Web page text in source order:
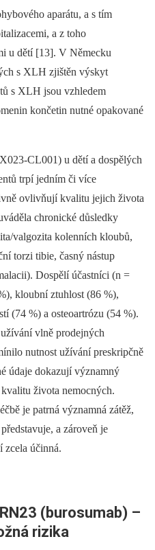
aparátu, a s tím
a z toho
u dětí [13]. V Německu
s XLH zjištěn výskyt
s XLH jsou vzhledem
končetin nutné opakované
CL001) u dětí a dospělých
trpí jedním či více
ovlivňují kvalitu jejich života
chronické důsledky
valgozita kolenních kloubů,
torzi tibie, časný nástup
Dospělí účastníci (n =
kloubní ztuhlost (86 %),
(74 %) a osteoartrózu (54 %).
vlně prodejných
nutnost užívání preskripčně
údaje dokazují významný
života nemocných.
je patrná významná zátěž,
a zároveň je
zcela účinná.
(burosumab) –
rizika